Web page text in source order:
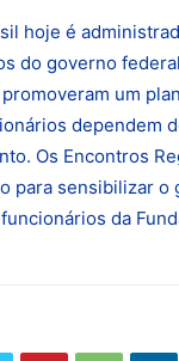
hoje é
do governo
um
dependem
Os Encontros
para sensibilizar
da